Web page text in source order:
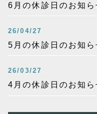
6月の休診日のお知ら
26/04/27
5月の休診日のお知ら
26/03/27
4月の休診日のお知ら